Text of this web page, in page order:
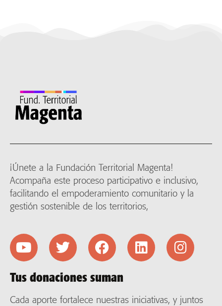
¡Únete a la Fundación Territorial Magenta!
Acompaña este proceso participativo e inclusivo,
facilitando el empoderamiento comunitario y la
gestión sostenible de los territorios,
Tus donaciones suman
Cada aporte fortalece nuestras iniciativas, y juntos